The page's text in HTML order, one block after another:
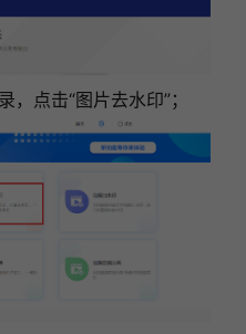
点击“图片去水印”；